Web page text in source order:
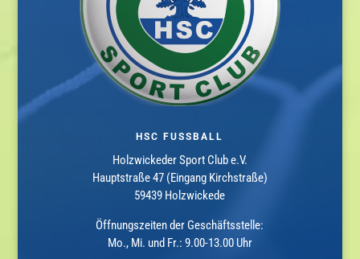
HSC FUSSBALL
Holzwickeder Sport Club e.V.
Hauptstraße 47 (Eingang Kirchstraße)
59439 Holzwickede
Öffnungszeiten der Geschäftsstelle:
Mo., Mi. und Fr.: 9.00-13.00 Uhr